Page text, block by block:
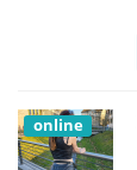
online